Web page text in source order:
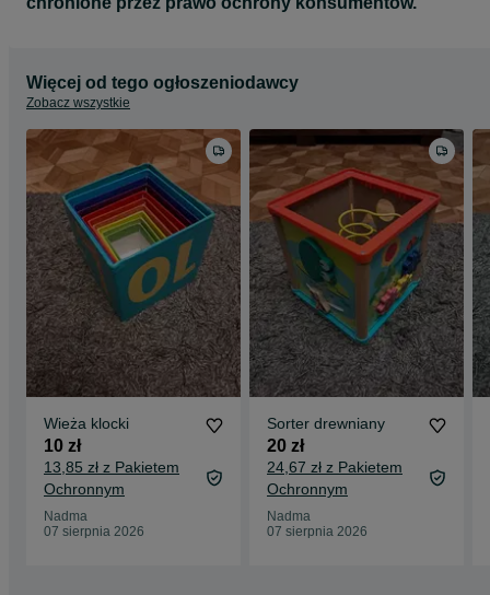
Więcej od tego ogłoszeniodawcy
Zobacz wszystkie
Wieża klocki
10 zł
13,85 zł z Pakietem
Ochronnym
Nadma
07 sierpnia 2026
Sorter drewniany
20 zł
24,67 zł z Pakietem
Ochronnym
Nadma
07 sierpnia 2026